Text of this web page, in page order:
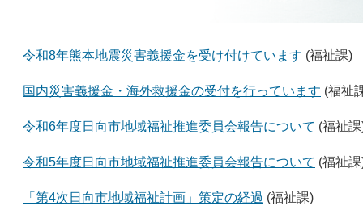
令和8年熊本地震災害義援金を受け付けています (福祉課)
国内災害義援金・海外救援金の受付を行っています (福祉
令和6年度日向市地域福祉推進委員会報告について (福祉
令和5年度日向市地域福祉推進委員会報告について (福祉
「第4次日向市地域福祉計画」策定の経過 (福祉課)